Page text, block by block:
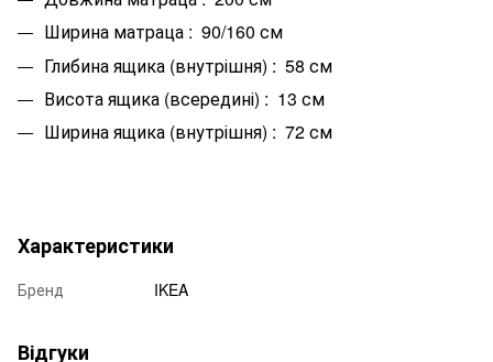
Ширина матраца : 90/160 см
Глибина ящика (внутрішня) : 58 см
Висота ящика (всередині) : 13 см
Ширина ящика (внутрішня) : 72 см
Характеристики
Бренд IKEA
Відгуки